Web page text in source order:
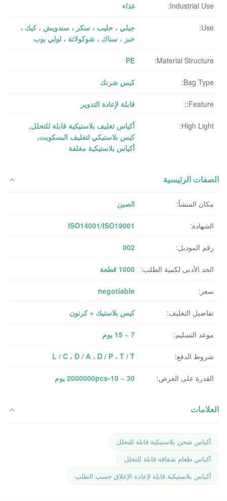
Industrial Use: غذاء
Use:
جيلي ، حليب ، سكر ، سندويش ، كيك ،
خبز ، سناك ، شوكولاتة ، لولي بوب
Material Structure:
PE
Bag Type: كيس شرنك
Feature:: قابلة لإعادة التدوير
High Light: أكياس تغليف بلاستيكية قابلة للتحلل,
كيس بلاستيكي لتغليف البسكويت,
أكياس بلاستيكية مغلفة
الصفات الرئيسية
مكان المنشأ: الصين
الشهادة: ISO14001/ISO19001
رقم الموديل: 002
الحد الأدنى لكمية الطلب: 1000 قطعة
سعر: negotiable
تفاصيل التغليف: كيس بلاستيك + كرتون
موعد التسليم: 7 ~ 15 يوم
شروط الدفع: L / C ، D / A ، D / P ، T / T
القدرة على العرض: 2000000pcs-10 ~ 30 يوم
العلامات
أكياس شحن بلاستيكية قابلة للتحلل
أكياس طعام شفافة قابلة للتحلل
أكياس بلاستيكية قابلة لإعادة الإغلاق حسب الطلب